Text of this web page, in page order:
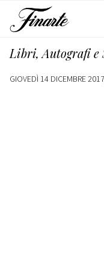
Libri, Autografi e
GIOVEDÌ 14 DICEMBRE